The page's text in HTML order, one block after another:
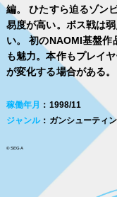
編。 ひたすら迫るゾン
易度が高い。ボス戦は
い。 初のNAOMI基盤作
も魅力。本作もプレイ
が変化する場合がある。
稼働年月 ：1998/11
ジャンル：ガンシューティ
© SEGA